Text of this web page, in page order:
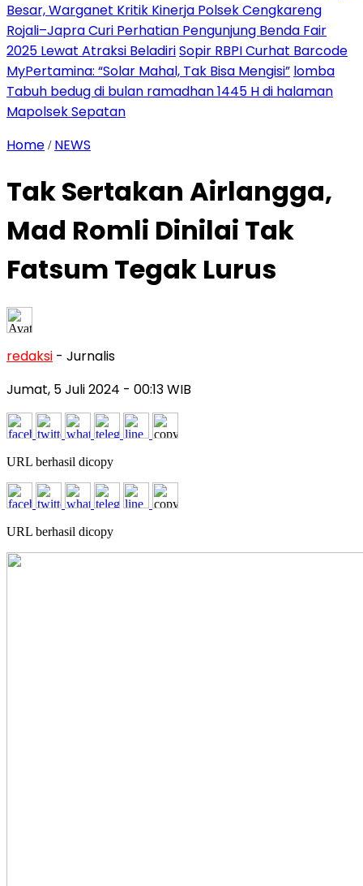
Besar, Warganet Kritik Kinerja Polsek Cengkareng
Rojali–Japra Curi Perhatian Pengunjung Benda Fair
2025 Lewat Atraksi BeladiriSopir RBPI Curhat Barcode
MyPertamina: “Solar Mahal, Tak Bisa Mengisi” lomba
Tabuh bedug di bulan ramadhan 1445 H di halaman
Mapolsek Sepatan
Home / NEWS
Tak Sertakan Airlangga,
Mad Romli Dinilai Tak
Fatsum Tegak Lurus
redaksi - Jurnalis
Jumat, 5 Juli 2024 - 00:13 WIB
URL berhasil dicopy
URL berhasil dicopy